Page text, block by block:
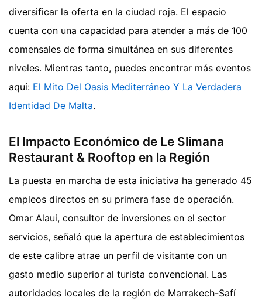
diversificar la oferta en la ciudad roja. El espacio
cuenta con una capacidad para atender a más de 100
comensales de forma simultánea en sus diferentes
niveles. Mientras tanto, puedes encontrar más eventos
aquí: El Mito Del Oasis Mediterráneo Y La Verdadera
Identidad De Malta.
El Impacto Económico de Le Slimana
Restaurant & Rooftop en la Región
La puesta en marcha de esta iniciativa ha generado 45
empleos directos en su primera fase de operación.
Omar Alaui, consultor de inversiones en el sector
servicios, señaló que la apertura de establecimientos
de este calibre atrae un perfil de visitante con un
gasto medio superior al turista convencional. Las
autoridades locales de la región de Marrakech-Safí